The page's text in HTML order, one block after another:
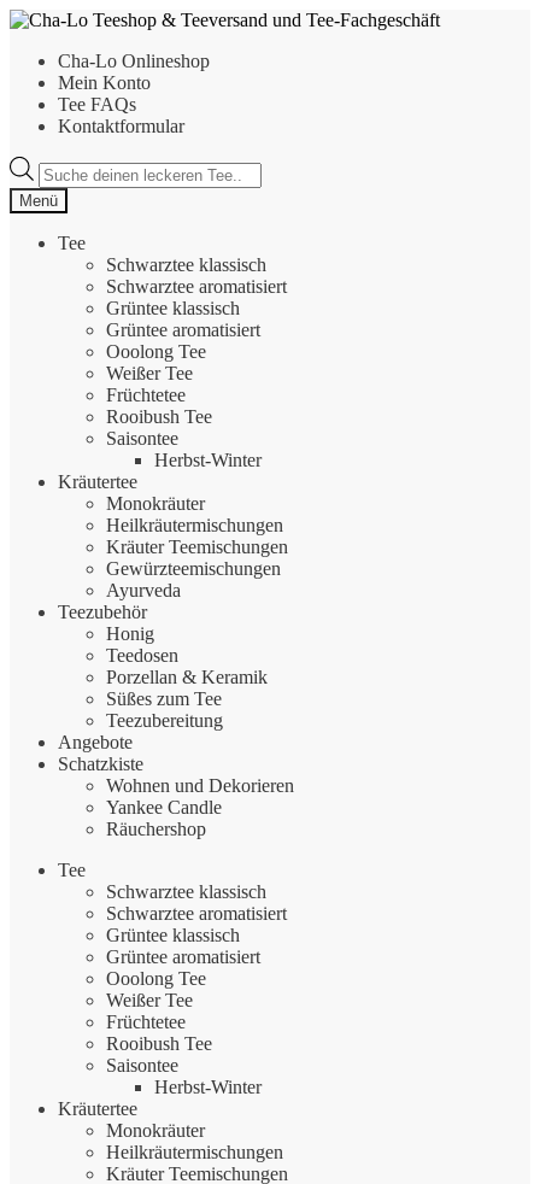
Zur
springen
Zum
springenCha-Lo Onlineshop
Mein Konto
Tee FAQs
Kontaktformular
Products
search
Menü
Tee
Schwarztee klassisch
Schwarztee aromatisiert
Grüntee klassisch
Grüntee aromatisiert
Ooolong Tee
Weißer Tee
Früchtetee
Rooibush Tee
Saisontee
Herbst-Winter
Kräutertee
Monokräuter
Heilkräutermischungen
Kräuter Teemischungen
Gewürzteemischungen
Ayurveda
Teezubehör
Honig
Teedosen
Porzellan & Keramik
Süßes zum Tee
Teezubereitung
Angebote
Schatzkiste
Wohnen und Dekorieren
Yankee Candle
Räuchershop
Tee
Schwarztee klassisch
Schwarztee aromatisiert
Grüntee klassisch
Grüntee aromatisiert
Ooolong Tee
Weißer Tee
Früchtetee
Rooibush Tee
Saisontee
Herbst-Winter
Kräutertee
Monokräuter
Heilkräutermischungen
Kräuter Teemischungen